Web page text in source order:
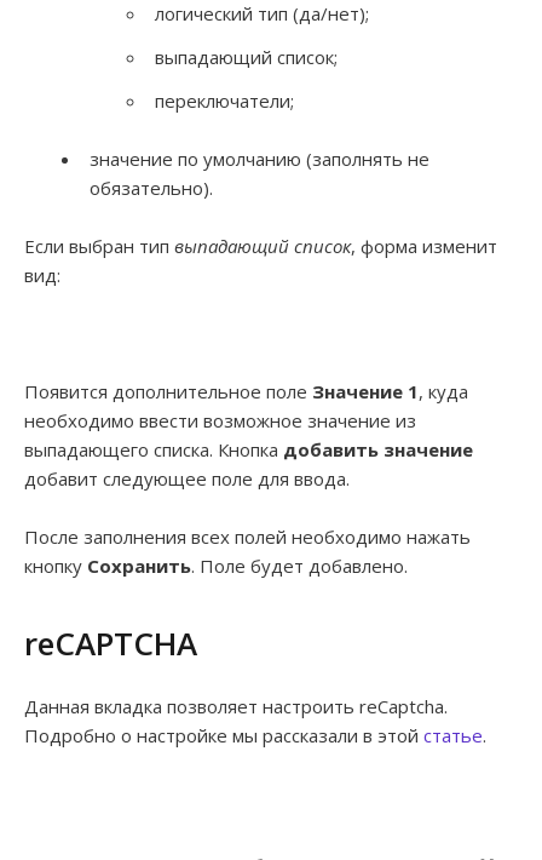
логический тип (да/нет);
выпадающий список;
переключатели;
значение по умолчанию (заполнять не
обязательно).
Если выбран тип выпадающий список, форма изменит
вид:
Появится дополнительное поле Значение 1, куда
необходимо ввести возможное значение из
выпадающего списка. Кнопка добавить значение
добавит следующее поле для ввода.
После заполнения всех полей необходимо нажать
кнопку Сохранить. Поле будет добавлено.
reCAPTCHA
Данная вкладка позволяет настроить reCaptcha.
Подробно о настройке мы рассказали в этой статье.